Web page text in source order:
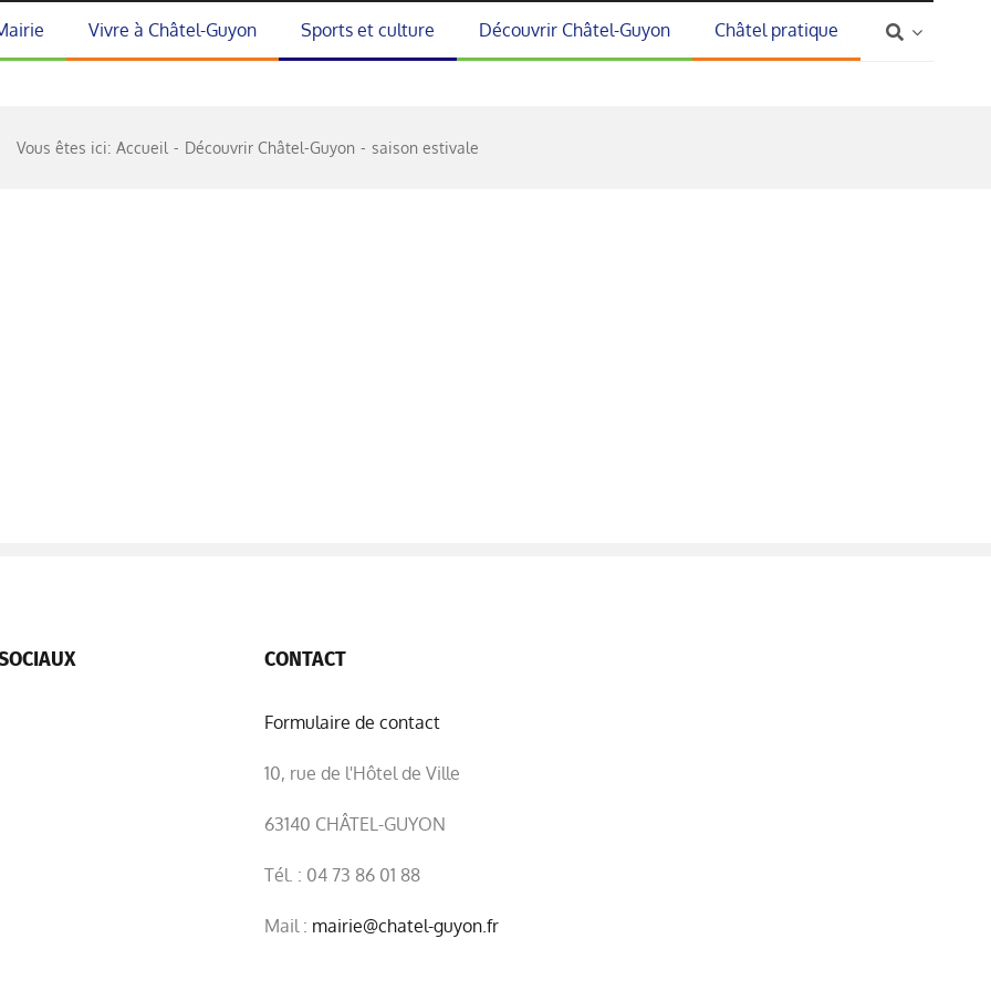
Vivre à Châtel-Guyon Sports et culture Découvrir Châtel-Guyon Châtel pratique
Vous êtes ici: Accueil Découvrir Châtel-Guyon saison estivale
CONTACT
Formulaire de contact
10, rue de l'Hôtel de Ville
63140 CHÂTEL-GUYON
Tél. : 04 73 86 01 88
Mail : mairie@chatel-guyon.fr